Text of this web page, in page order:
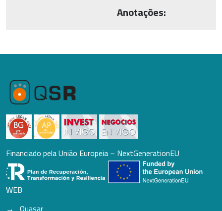
Anotações:
Financiado pela União Europeia – NextGenerationEU
WEB